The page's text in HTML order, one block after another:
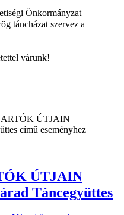
Önkormányzat
táncházat szervez a
várunk!
ÚTJAIN
Táncegyüttes